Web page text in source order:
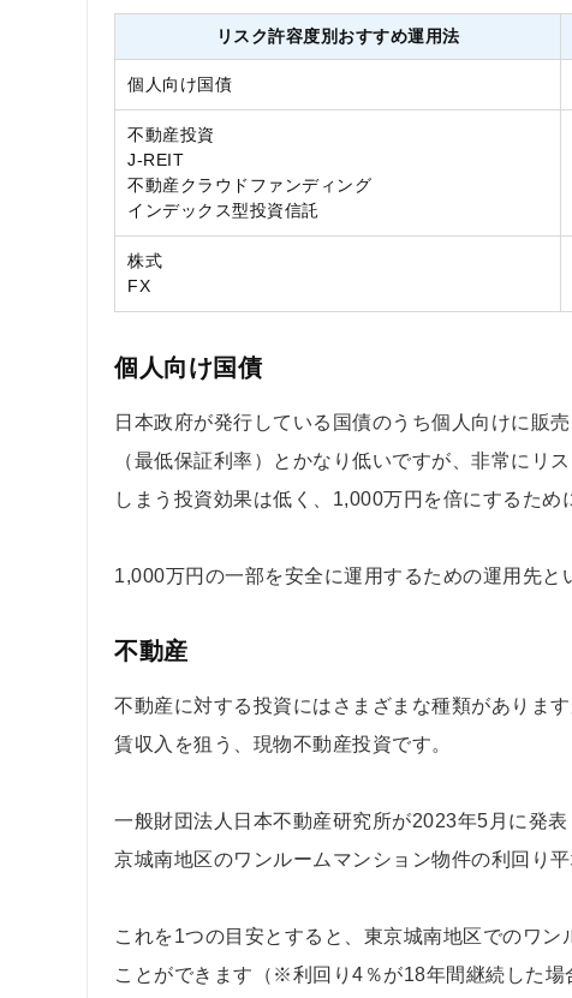
リスク許容度別おすすめ運用法
個人向け国債
不動産投資
J-REIT
不動産クラウドファンディング
インデックス型投資信託
株式
FX
個人向け国債
日本政府が発行している国債のうち個人向けに販
（最低保証利率）とかなり低いですが、非常にリ
しまう投資効果は低く、1,000万円を倍にするた
1,000万円の一部を安全に運用するための運用先と
不動産
不動産に対する投資にはさまざまな種類がありま
賃収入を狙う、現物不動産投資です。
一般財団法人日本不動産研究所が2023年5月に発
京城南地区のワンルームマンション物件の利回り平
これを1つの目安とすると、東京城南地区でのワ
ことができます（※利回り4％が18年間継続した